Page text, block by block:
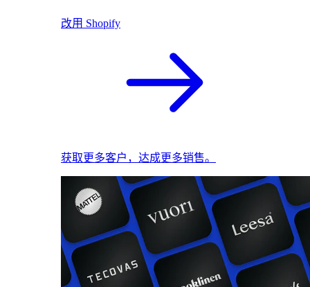
改用 Shopify
获取更多客户，达成更多销售。